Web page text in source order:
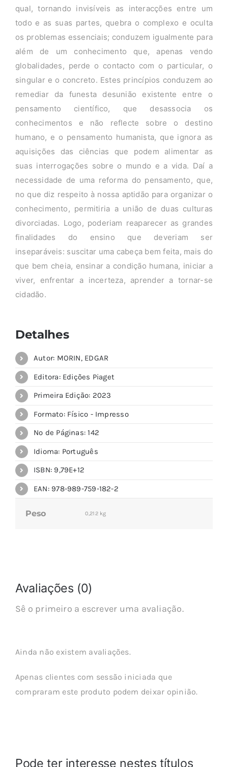
qual, tornando invisíveis as interacções entre um
todo e as suas partes, quebra o complexo e oculta
os problemas essenciais; conduzem igualmente para
além de um conhecimento que, apenas vendo
globalidades, perde o contacto com o particular, o
singular e o concreto. Estes princípios conduzem ao
remediar da funesta desunião existente entre o
pensamento científico, que desassocia os
conhecimentos e não reflecte sobre o destino
humano, e o pensamento humanista, que ignora as
aquisições das ciências que podem alimentar as
suas interrogações sobre o mundo e a vida. Daí a
necessidade de uma reforma do pensamento, que,
no que diz respeito à nossa aptidão para organizar o
conhecimento, permitiria a união de duas culturas
divorciadas. Logo, poderiam reaparecer as grandes
finalidades do ensino que deveriam ser
inseparáveis: suscitar uma cabeça bem feita, mais do
que bem cheia, ensinar a condição humana, iniciar a
viver, enfrentar a incerteza, aprender a tornar-se
cidadão.
Detalhes
Autor: MORIN, EDGAR
Editora: Edições Piaget
Primeira Edição: 2023
Formato: Físico - Impresso
Nº de Páginas: 142
Idioma: Português
ISBN: 9,79E+12
EAN: 978-989-759-182-2
Peso 0,212 kg
Avaliações (0)
Sê o primeiro a escrever uma avaliação.
Ainda não existem avaliações.
Apenas clientes com sessão iniciada que
compraram este produto podem deixar opinião.
Pode ter interesse nestes títulos